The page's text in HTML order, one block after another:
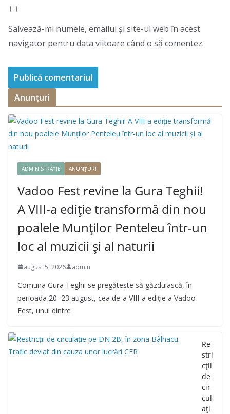
Salvează-mi numele, emailul și site-ul web în acest
navigator pentru data viitoare când o să comentez.
Anunțuri
ADMINISTRAȚIE ANUNȚURI
Vadoo Fest revine la Gura Teghii!
A VIII-a ediție transformă din nou
poalele Munților Penteleu într-un
loc al muzicii și al naturii
august 5, 2026 admin
Comuna Gura Teghii se pregătește să găzduiască, în
perioada 20–23 august, cea de-a VIII-a ediție a Vadoo
Fest, unul dintre
Re
stri
cții
de
cir
cul
ați